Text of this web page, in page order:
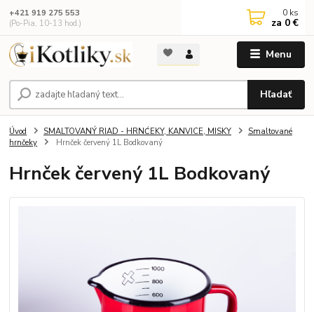
Menu
Hľadať
+421 919 275 553
(Po-Pia, 10-13 hod.)
0 ks
za 0 €
Úvod SMALTOVANÝ RIAD - HRNĆEKY, KANVICE, MISKY
Smaltované
hrnčeky
Hrnček červený 1L Bodkovaný
Hrnček červený 1L Bodkovaný